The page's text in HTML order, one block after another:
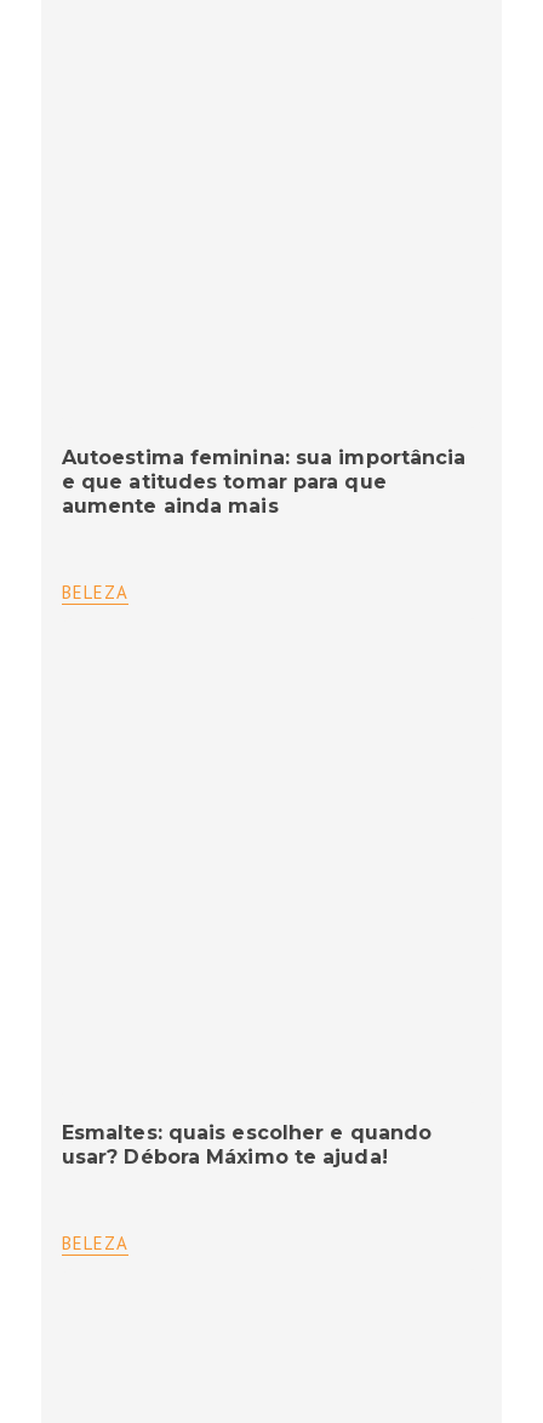
Autoestima feminina: sua importância
e que atitudes tomar para que
aumente ainda mais
BELEZA
Esmaltes: quais escolher e quando
usar? Débora Máximo te ajuda!
BELEZA